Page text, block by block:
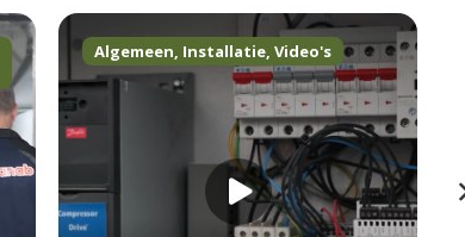
Algemeen, Installatie, Video's